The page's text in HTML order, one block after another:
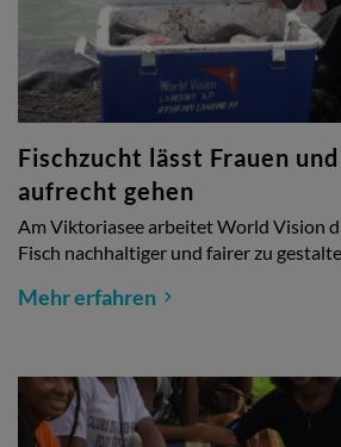
Fischzucht lässt Frauen
aufrecht gehen
Am Viktoriasee arbeitet World Vision
Fisch nachhaltiger und fairer zu
Mehr erfahren